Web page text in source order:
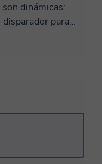
para